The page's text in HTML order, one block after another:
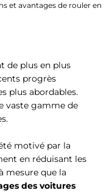
et avantages de rouler en
de plus en plus
progrès
plus abordables.
vaste gamme de
motivé par la
en réduisant les
mesure que la
des voitures